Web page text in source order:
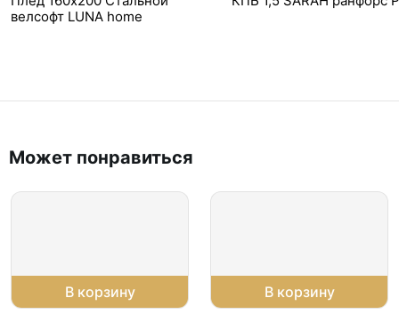
велсофт LUNA home
Может понравиться
В корзину
В корзину